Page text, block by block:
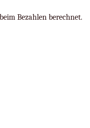
Bezahlen berechnet.